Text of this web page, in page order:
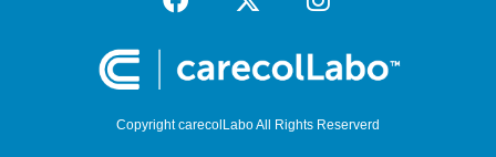
Copyright carecolLabo All Rights Reserverd